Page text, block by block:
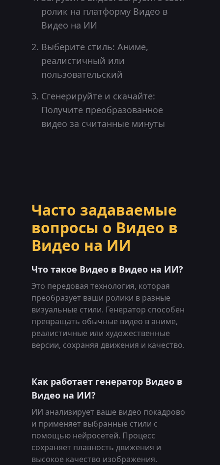
ролик на платформу Видео в
Видео на ИИ
Выберите стиль: Аниме,
реалистичный или
пользовательский
Сгенерируйте и скачайте:
Получите преобразованное
видео за считанные минуты
Часто задаваемые
вопросы о Видео в
Видео на ИИ
Что такое Видео в Видео на ИИ?
Это передовая технология, которая
преобразует ваши ролики в разные
визуальные стили. Генератор способен
превращать обычные видео в аниме,
реалистичные или художественные
версии, сохраняя движения и качество.
Как работает генератор Видео в
Видео на ИИ?
ИИ анализирует ваше видео покадрово
и применяет выбранные стили с
помощью нейросетей. Процесс
сохраняет плавность движения и
высокое качество изображения.